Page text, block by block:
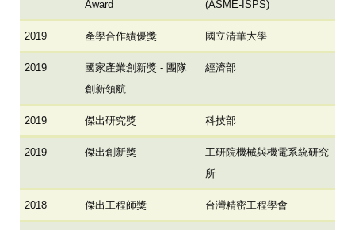
Award
(ASME-ISPS)
2019 產學合作績優獎 國立清華大學
2019
國家產業創新獎 - 團隊
創新領航
經濟部
2019 傑出研究獎 科技部
2019 傑出創新獎
工研院機械與機電系統研究
所
2018 傑出工程師獎 台灣精密工程學會